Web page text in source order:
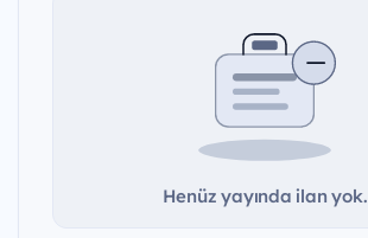
Henüz yayında ilan yok.